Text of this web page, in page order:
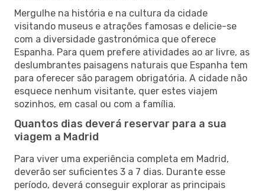
Mergulhe na história e na cultura da cidade
visitando museus e atrações famosas e delicie-se
com a diversidade gastronómica que oferece
Espanha. Para quem prefere atividades ao ar livre, as
deslumbrantes paisagens naturais que Espanha tem
para oferecer são paragem obrigatória. A cidade não
esquece nenhum visitante, quer estes viajem
sozinhos, em casal ou com a família.
Quantos dias deverá reservar para a sua
viagem a Madrid
Para viver uma experiência completa em Madrid,
deverão ser suficientes 3 a 7 dias. Durante esse
período, deverá conseguir explorar as principais